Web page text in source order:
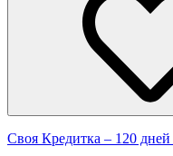
Своя Кредитка – 120 дней